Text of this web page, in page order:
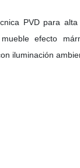
PVD para
efecto
iluminación